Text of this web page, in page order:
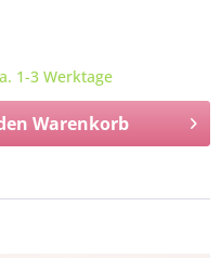
1-3 Werktage
Warenkorb